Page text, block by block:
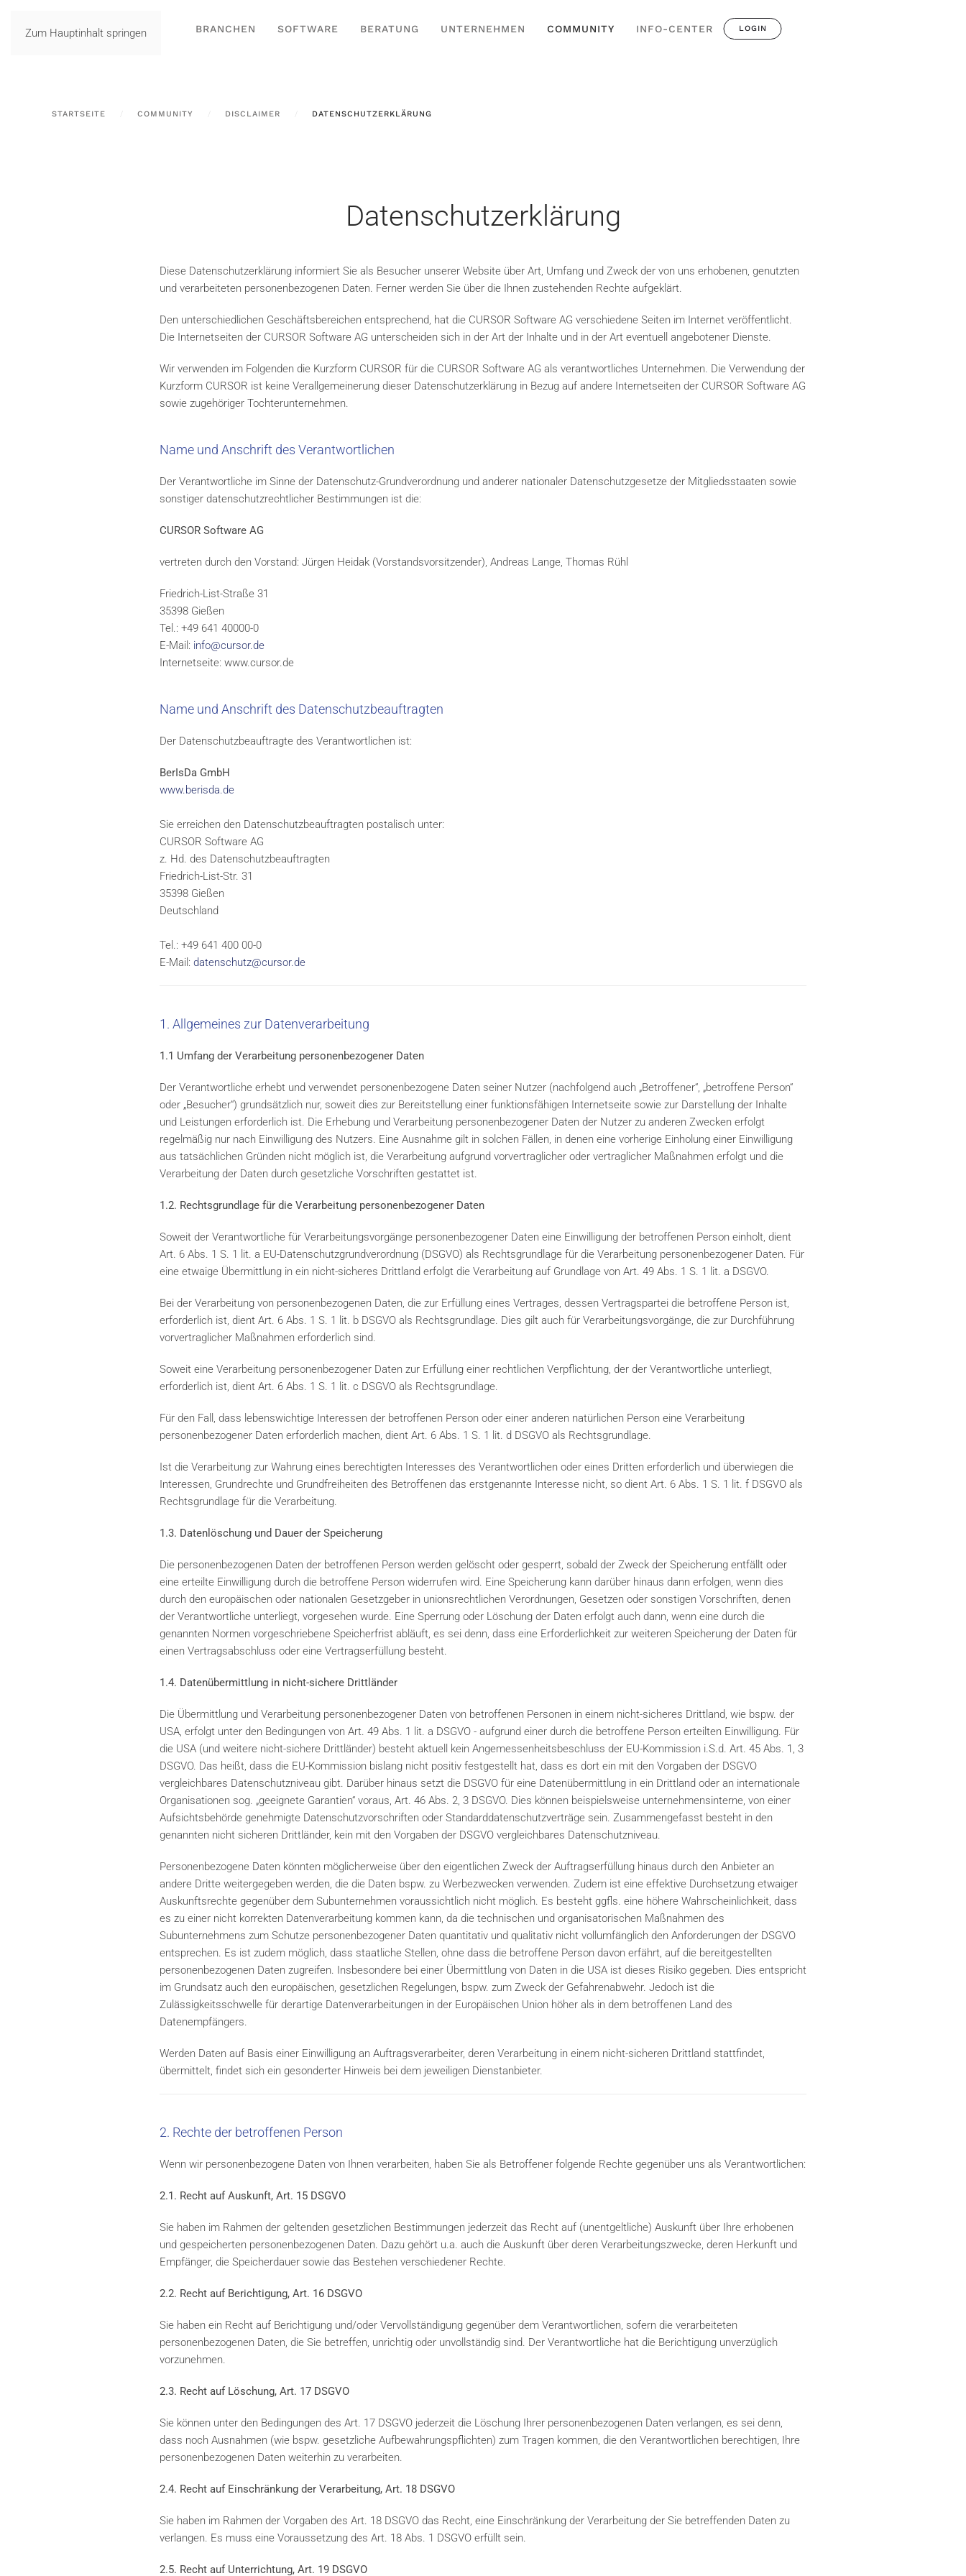
Zum Hauptinhalt springen BRANCHEN SOFTWARE BERATUNG UNTERNEHMEN COMMUNITY INFO-CENTER LOGIN
STARTSEITE COMMUNITY DISCLAIMER DATENSCHUTZERKLÄRUNG
Datenschutzerklärung
Diese Datenschutzerklärung informiert Sie als Besucher unserer Website über Art, Umfang und Zweck der von uns erhobenen, genutzten
und verarbeiteten personenbezogenen Daten. Ferner werden Sie über die Ihnen zustehenden Rechte aufgeklärt.
Den unterschiedlichen Geschäftsbereichen entsprechend, hat die CURSOR Software AG verschiedene Seiten im Internet veröffentlicht.
Die Internetseiten der CURSOR Software AG unterscheiden sich in der Art der Inhalte und in der Art eventuell angebotener Dienste.
Wir verwenden im Folgenden die Kurzform CURSOR für die CURSOR Software AG als verantwortliches Unternehmen. Die Verwendung der
Kurzform CURSOR ist keine Verallgemeinerung dieser Datenschutzerklärung in Bezug auf andere Internetseiten der CURSOR Software AG
sowie zugehöriger Tochterunternehmen.
Name und Anschrift des Verantwortlichen
Der Verantwortliche im Sinne der Datenschutz-Grundverordnung und anderer nationaler Datenschutzgesetze der Mitgliedsstaaten sowie
sonstiger datenschutzrechtlicher Bestimmungen ist die:
CURSOR Software AG
vertreten durch den Vorstand: Jürgen Heidak (Vorstandsvorsitzender), Andreas Lange, Thomas Rühl
Friedrich-List-Straße 31
35398 Gießen
Tel.: +49 641 40000-0
E-Mail: info@cursor.de
Internetseite: www.cursor.de
Name und Anschrift des Datenschutzbeauftragten
Der Datenschutzbeauftragte des Verantwortlichen ist:
BerIsDa GmbH
www.berisda.de
Sie erreichen den Datenschutzbeauftragten postalisch unter:
CURSOR Software AG
z. Hd. des Datenschutzbeauftragten
Friedrich-List-Str. 31
35398 Gießen
Deutschland
Tel.: +49 641 400 00-0
E-Mail: datenschutz@cursor.de
1. Allgemeines zur Datenverarbeitung
1.1 Umfang der Verarbeitung personenbezogener Daten
Der Verantwortliche erhebt und verwendet personenbezogene Daten seiner Nutzer (nachfolgend auch „Betroffener“, „betroffene Person“
oder „Besucher“) grundsätzlich nur, soweit dies zur Bereitstellung einer funktionsfähigen Internetseite sowie zur Darstellung der Inhalte
und Leistungen erforderlich ist. Die Erhebung und Verarbeitung personenbezogener Daten der Nutzer zu anderen Zwecken erfolgt
regelmäßig nur nach Einwilligung des Nutzers. Eine Ausnahme gilt in solchen Fällen, in denen eine vorherige Einholung einer Einwilligung
aus tatsächlichen Gründen nicht möglich ist, die Verarbeitung aufgrund vorvertraglicher oder vertraglicher Maßnahmen erfolgt und die
Verarbeitung der Daten durch gesetzliche Vorschriften gestattet ist.
1.2. Rechtsgrundlage für die Verarbeitung personenbezogener Daten
Soweit der Verantwortliche für Verarbeitungsvorgänge personenbezogener Daten eine Einwilligung der betroffenen Person einholt, dient
Art. 6 Abs. 1 S. 1 lit. a EU-Datenschutzgrundverordnung (DSGVO) als Rechtsgrundlage für die Verarbeitung personenbezogener Daten. Für
eine etwaige Übermittlung in ein nicht-sicheres Drittland erfolgt die Verarbeitung auf Grundlage von Art. 49 Abs. 1 S. 1 lit. a DSGVO.
Bei der Verarbeitung von personenbezogenen Daten, die zur Erfüllung eines Vertrages, dessen Vertragspartei die betroffene Person ist,
erforderlich ist, dient Art. 6 Abs. 1 S. 1 lit. b DSGVO als Rechtsgrundlage. Dies gilt auch für Verarbeitungsvorgänge, die zur Durchführung
vorvertraglicher Maßnahmen erforderlich sind.
Soweit eine Verarbeitung personenbezogener Daten zur Erfüllung einer rechtlichen Verpflichtung, der der Verantwortliche unterliegt,
erforderlich ist, dient Art. 6 Abs. 1 S. 1 lit. c DSGVO als Rechtsgrundlage.
Für den Fall, dass lebenswichtige Interessen der betroffenen Person oder einer anderen natürlichen Person eine Verarbeitung
personenbezogener Daten erforderlich machen, dient Art. 6 Abs. 1 S. 1 lit. d DSGVO als Rechtsgrundlage.
Ist die Verarbeitung zur Wahrung eines berechtigten Interesses des Verantwortlichen oder eines Dritten erforderlich und überwiegen die
Interessen, Grundrechte und Grundfreiheiten des Betroffenen das erstgenannte Interesse nicht, so dient Art. 6 Abs. 1 S. 1 lit. f DSGVO als
Rechtsgrundlage für die Verarbeitung.
1.3. Datenlöschung und Dauer der Speicherung
Die personenbezogenen Daten der betroffenen Person werden gelöscht oder gesperrt, sobald der Zweck der Speicherung entfällt oder
eine erteilte Einwilligung durch die betroffene Person widerrufen wird. Eine Speicherung kann darüber hinaus dann erfolgen, wenn dies
durch den europäischen oder nationalen Gesetzgeber in unionsrechtlichen Verordnungen, Gesetzen oder sonstigen Vorschriften, denen
der Verantwortliche unterliegt, vorgesehen wurde. Eine Sperrung oder Löschung der Daten erfolgt auch dann, wenn eine durch die
genannten Normen vorgeschriebene Speicherfrist abläuft, es sei denn, dass eine Erforderlichkeit zur weiteren Speicherung der Daten für
einen Vertragsabschluss oder eine Vertragserfüllung besteht.
1.4. Datenübermittlung in nicht-sichere Drittländer
Die Übermittlung und Verarbeitung personenbezogener Daten von betroffenen Personen in einem nicht-sicheres Drittland, wie bspw. der
USA, erfolgt unter den Bedingungen von Art. 49 Abs. 1 lit. a DSGVO - aufgrund einer durch die betroffene Person erteilten Einwilligung. Für
die USA (und weitere nicht-sichere Drittländer) besteht aktuell kein Angemessenheitsbeschluss der EU-Kommission i.S.d. Art. 45 Abs. 1, 3
DSGVO. Das heißt, dass die EU-Kommission bislang nicht positiv festgestellt hat, dass es dort ein mit den Vorgaben der DSGVO
vergleichbares Datenschutzniveau gibt. Darüber hinaus setzt die DSGVO für eine Datenübermittlung in ein Drittland oder an internationale
Organisationen sog. „geeignete Garantien“ voraus, Art. 46 Abs. 2, 3 DSGVO. Dies können beispielsweise unternehmensinterne, von einer
Aufsichtsbehörde genehmigte Datenschutzvorschriften oder Standarddatenschutzverträge sein. Zusammengefasst besteht in den
genannten nicht sicheren Drittländer, kein mit den Vorgaben der DSGVO vergleichbares Datenschutzniveau.
Personenbezogene Daten könnten möglicherweise über den eigentlichen Zweck der Auftragserfüllung hinaus durch den Anbieter an
andere Dritte weitergegeben werden, die die Daten bspw. zu Werbezwecken verwenden. Zudem ist eine effektive Durchsetzung etwaiger
Auskunftsrechte gegenüber dem Subunternehmen voraussichtlich nicht möglich. Es besteht ggfls. eine höhere Wahrscheinlichkeit, dass
es zu einer nicht korrekten Datenverarbeitung kommen kann, da die technischen und organisatorischen Maßnahmen des
Subunternehmens zum Schutze personenbezogener Daten quantitativ und qualitativ nicht vollumfänglich den Anforderungen der DSGVO
entsprechen. Es ist zudem möglich, dass staatliche Stellen, ohne dass die betroffene Person davon erfährt, auf die bereitgestellten
personenbezogenen Daten zugreifen. Insbesondere bei einer Übermittlung von Daten in die USA ist dieses Risiko gegeben. Dies entspricht
im Grundsatz auch den europäischen, gesetzlichen Regelungen, bspw. zum Zweck der Gefahrenabwehr. Jedoch ist die
Zulässigkeitsschwelle für derartige Datenverarbeitungen in der Europäischen Union höher als in dem betroffenen Land des
Datenempfängers.
Werden Daten auf Basis einer Einwilligung an Auftragsverarbeiter, deren Verarbeitung in einem nicht-sicheren Drittland stattfindet,
übermittelt, findet sich ein gesonderter Hinweis bei dem jeweiligen Dienstanbieter.
2. Rechte der betroffenen Person
Wenn wir personenbezogene Daten von Ihnen verarbeiten, haben Sie als Betroffener folgende Rechte gegenüber uns als Verantwortlichen:
2.1. Recht auf Auskunft, Art. 15 DSGVO
Sie haben im Rahmen der geltenden gesetzlichen Bestimmungen jederzeit das Recht auf (unentgeltliche) Auskunft über Ihre erhobenen
und gespeicherten personenbezogenen Daten. Dazu gehört u.a. auch die Auskunft über deren Verarbeitungszwecke, deren Herkunft und
Empfänger, die Speicherdauer sowie das Bestehen verschiedener Rechte.
2.2. Recht auf Berichtigung, Art. 16 DSGVO
Sie haben ein Recht auf Berichtigung und/oder Vervollständigung gegenüber dem Verantwortlichen, sofern die verarbeiteten
personenbezogenen Daten, die Sie betreffen, unrichtig oder unvollständig sind. Der Verantwortliche hat die Berichtigung unverzüglich
vorzunehmen.
2.3. Recht auf Löschung, Art. 17 DSGVO
Sie können unter den Bedingungen des Art. 17 DSGVO jederzeit die Löschung Ihrer personenbezogenen Daten verlangen, es sei denn,
dass noch Ausnahmen (wie bspw. gesetzliche Aufbewahrungspflichten) zum Tragen kommen, die den Verantwortlichen berechtigen, Ihre
personenbezogenen Daten weiterhin zu verarbeiten.
2.4. Recht auf Einschränkung der Verarbeitung, Art. 18 DSGVO
Sie haben im Rahmen der Vorgaben des Art. 18 DSGVO das Recht, eine Einschränkung der Verarbeitung der Sie betreffenden Daten zu
verlangen. Es muss eine Voraussetzung des Art. 18 Abs. 1 DSGVO erfüllt sein.
2.5. Recht auf Unterrichtung, Art. 19 DSGVO